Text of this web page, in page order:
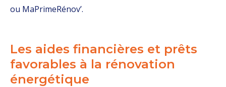
ou MaPrimeRénov’.
Les aides financières et prêts
favorables à la rénovation
énergétique